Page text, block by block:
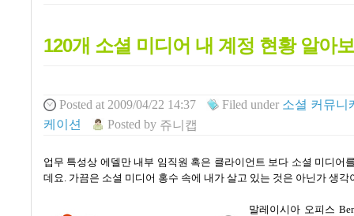
120개 소셜 미디어 내 계정 현황 알아
Posted at 2009/04/22 14:37 Filedunder 소셜 커뮤니
케이션
Postedby 쥬니캡
업무 특성상 에델만 내부 임직원 혹은 클라이언트 보다 소셜 미디어
데요 가끔은 소셜 미디어 홍수 속에 내가 살고 있는 것은 아닌가 생각
말레이시아 오피스